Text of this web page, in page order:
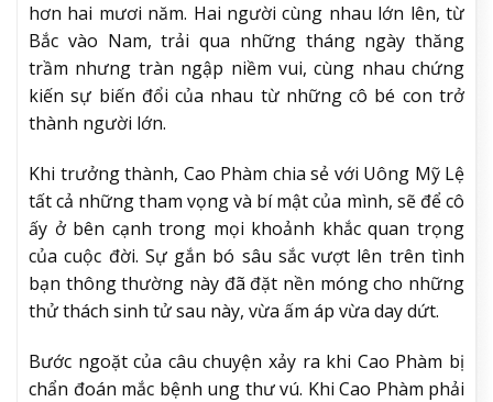
hơn hai mươi năm. Hai người cùng nhau lớn lên, từ
Bắc vào Nam, trải qua những tháng ngày thăng
trầm nhưng tràn ngập niềm vui, cùng nhau chứng
kiến sự biến đổi của nhau từ những cô bé con trở
thành người lớn.
Khi trưởng thành, Cao Phàm chia sẻ với Uông Mỹ Lệ
tất cả những tham vọng và bí mật của mình, sẽ để cô
ấy ở bên cạnh trong mọi khoảnh khắc quan trọng
của cuộc đời. Sự gắn bó sâu sắc vượt lên trên tình
bạn thông thường này đã đặt nền móng cho những
thử thách sinh tử sau này, vừa ấm áp vừa day dứt.
Bước ngoặt của câu chuyện xảy ra khi Cao Phàm bị
chẩn đoán mắc bệnh ung thư vú. Khi Cao Phàm phải